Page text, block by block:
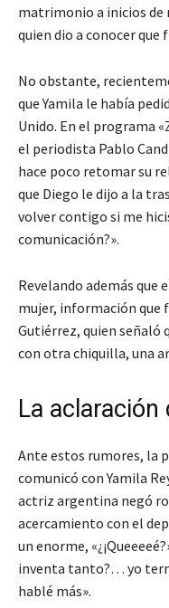
matrimonio a inicios
quien dio a conocer
No obstante,
que Yamila le había
Unido. En el programa
el periodista Pablo
hace poco retomar su
que Diego le dijo a la
volver contigo si me
comunicación?».
Revelando además
mujer, información que
Gutiérrez, quien señaló
con otra chiquilla, una
La aclaración
Ante estos rumores, la
comunicó con Yamila
actriz argentina negó
acercamiento con el
un enorme,
inventa tanto?… yo
hablé más».